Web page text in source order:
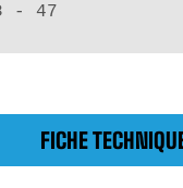
- 47
FICHE